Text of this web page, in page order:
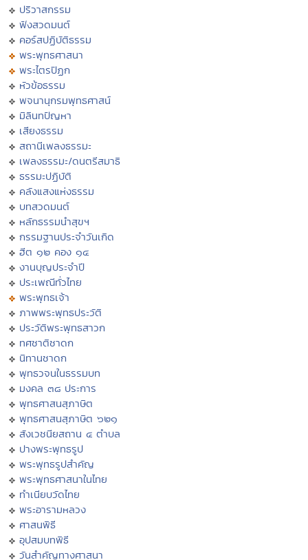
ปริวาสกรรม
ฟังสวดมนต์
คอร์สปฏิบัติธรรม
พระพุทธศาสนา
พระไตรปิฏก
หัวข้อธรรม
พจนานุกรมพุทธศาสน์
มิลินทปัญหา
เสียงธรรม
สถานีเพลงธรรมะ
เพลงธรรมะ/ดนตรีสมาธิ
ธรรมะปฏิบัติ
คลังแสงแห่งธรรม
บทสวดมนต์
หลักธรรมนำสุขฯ
กรรมฐานประจำวันเกิด
ฮีต ๑๒ คอง ๑๔
งานบุญประจำปี
ประเพณีทั่วไทย
พระพุทธเจ้า
ภาพพระพุทธประวัติ
ประวัติพระพุทธสาวก
ทศชาติชาดก
นิทานชาดก
พุทธวจนในธรรมบท
มงคล ๓๘ ประการ
พุทธศาสนสุภาษิต
พุทธศาสนสุภาษิต ๖๒๑
สังเวชนียสถาน ๔ ตำบล
ปางพระพุทธรูป
พระพุทธรูปสำคัญ
พระพุทธศาสนาในไทย
ทำเนียบวัดไทย
พระอารามหลวง
ศาสนพิธี
อุปสมบทพิธี
วันสำคัญทางศาสนา